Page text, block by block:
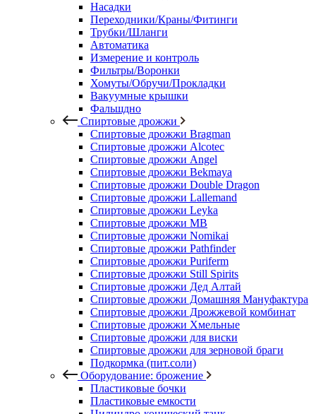
Насадки
Переходники/Краны/Фитинги
Трубки/Шланги
Автоматика
Измерение и контроль
Фильтры/Воронки
Хомуты/Обручи/Прокладки
Вакуумные крышки
Фальшдно
Спиртовые дрожжи
Спиртовые дрожжи Bragman
Спиртовые дрожжи Alcotec
Спиртовые дрожжи Angel
Спиртовые дрожжи Bekmaya
Спиртовые дрожжи Double Dragon
Спиртовые дрожжи Lallemand
Спиртовые дрожжи Leyka
Спиртовые дрожжи MB
Спиртовые дрожжи Nomikai
Спиртовые дрожжи Pathfinder
Спиртовые дрожжи Puriferm
Спиртовые дрожжи Still Spirits
Спиртовые дрожжи Дед Алтай
Спиртовые дрожжи Домашняя Мануфактура
Спиртовые дрожжи Дрожжевой комбинат
Спиртовые дрожжи Хмельные
Спиртовые дрожжи для виски
Спиртовые дрожжи для зерновой браги
Подкормка (пит.соли)
Оборудование: брожение
Пластиковые бочки
Пластиковые емкости